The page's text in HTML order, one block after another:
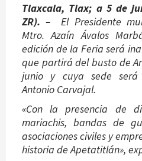
Tlaxcala, Tlax; a 5 de
ZR). –El Presidente
Mtro. Azaín Ávalos
edición de la Feria será
que partirá del busto de
junio y cuya sede
Antonio Carvajal.
«Con la presencia de
mariachis, bandas de
asociaciones civiles y
historia de Apetatitlán»,